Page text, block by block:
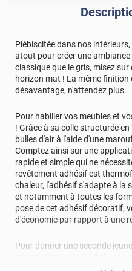
livrer à mon domicile mais.
le français. Bon allez un
Pourtant cest nettement
Plébiscitée dans nos
atout pour créer une
classique que le gris, misez
horizon mat ! La même
désavantage, n'attendez plus.
Pour habiller vos meubles et
! Grâce à sa colle structurée
bulles d'air à l'aide d'une
Comptez ainsi sur une
rapide et simple qui ne
revêtement adhésif est
chaleur, l'adhésif s'adapte à la
et notamment à toutes les
pose de cet adhésif décoratif,
d'économie par rapport à une
Pour donner une seconde
résistance à l’eau, à la saleté,